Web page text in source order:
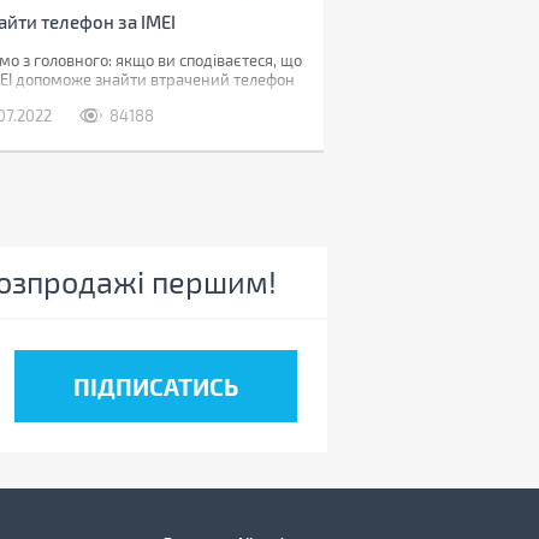
телефон за IMEI
з головного: якщо ви сподіваєтеся, що
допоможе знайти втрачений телефон
загубили телефон, наявність коду не
поліції, що дозволить
84188
першим!